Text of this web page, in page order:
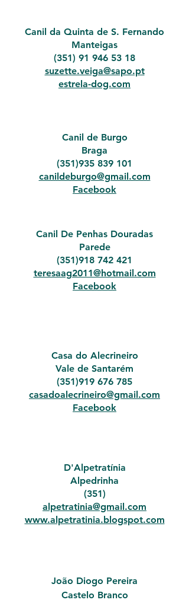
Canil da Quinta de S. Fernando
Manteigas
(351) 91 946 53 18
suzette.veiga@sapo.pt
estrela-dog.com
Canil de Burgo
Braga
(351)935 839 101
canildeburgo@gmail.com
Facebook
Canil De Penhas Douradas
Parede
(351)918 742 421
teresaag2011@hotmail.com
Facebook
Casa do Alecrineiro
Vale de Santarém
(351)919 676 785
casadoalecrineiro@gmail.com
Facebook
D'Alpetratínia
Alpedrinha
(351)
alpetratinia@gmail.com
www.alpetratinia.blogspot.com
João Diogo Pereira
Castelo Branco